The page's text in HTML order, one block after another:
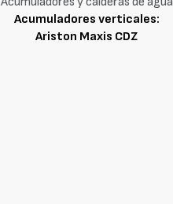
Acumuladores verticales:
Ariston Maxis CDZ